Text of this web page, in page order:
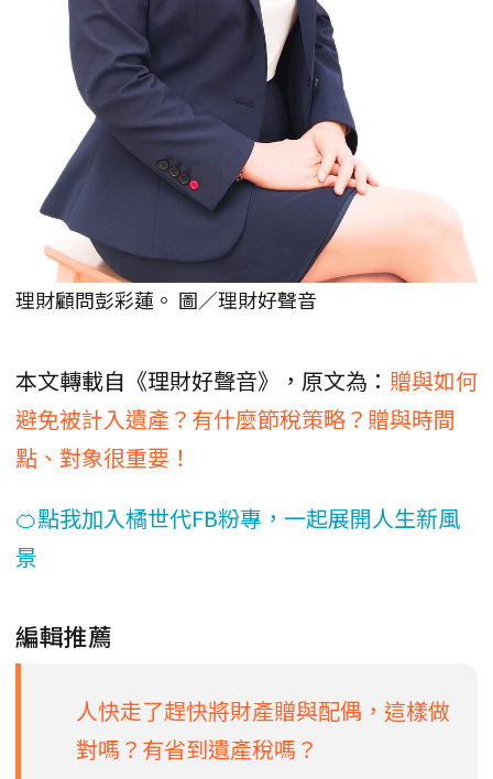
理財顧問彭彩蓮。 圖／理財好聲音
本文轉載自《理財好聲音》，原文為： 贈與如何
避免被計入遺產？有什麼節稅策略？贈與時間
點、對象很重要！
🍊點我加入橘世代FB粉專，一起展開人生新風
景
編輯推薦
人快走了趕快將財產贈與配偶，這樣做
對嗎？有省到遺產稅嗎？